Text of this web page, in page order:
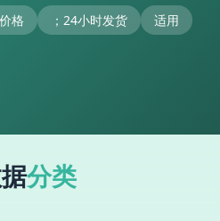
格 ；24小时发货 适用
分类